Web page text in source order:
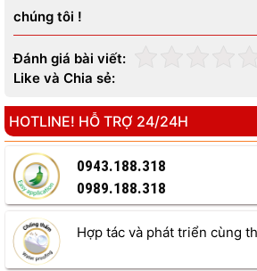
Độ dày của các loại kính thường phổ
Kính sơn đen thường được ứng dụng để:
Ốp các tủ bếp ăn, bàn ăn ở
Ốp tường trang trí trong văn
Các sàn nhà sang trọng.
Là điểm nhấn trên các biển hiệu
Ưu điểm của kính sơn
chúng tôi !
Đánh giá bài viết:
Like và Chia sẻ:
HOTLINE! HỖ TRỢ 24/24H
0943.188.318
0989.188.318
Hợp tác và phát triển cùng